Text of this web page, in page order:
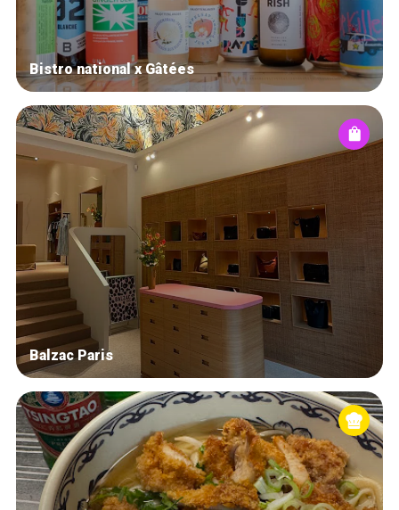
Bistro national x Gâtées
Balzac Paris